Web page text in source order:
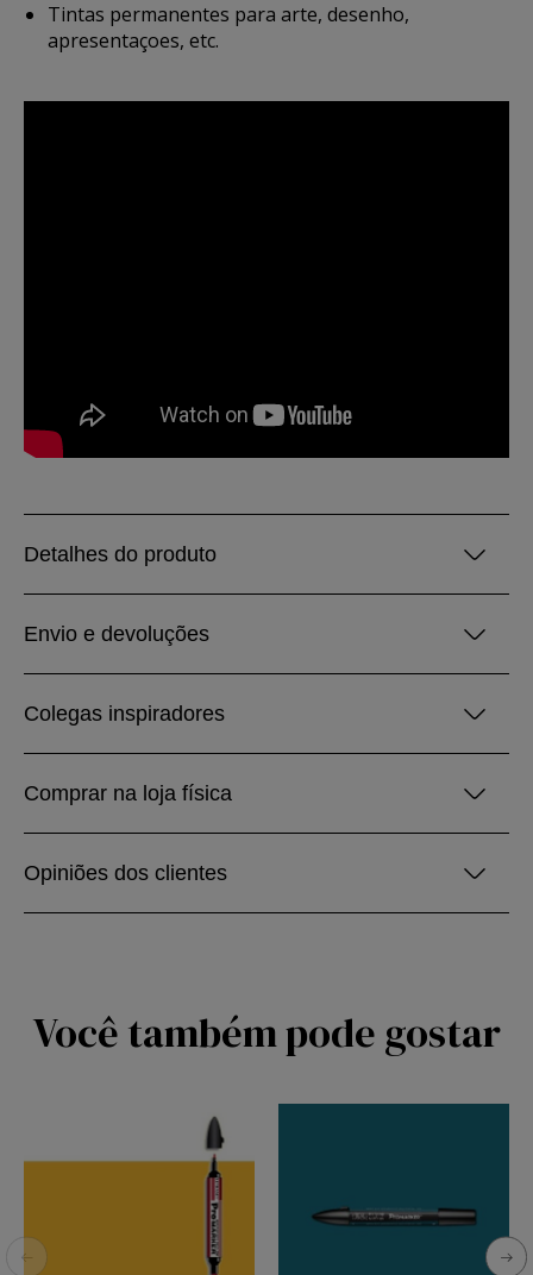
Tintas permanentes para arte, desenho,
apresentaçoes, etc.
Detalhes do produto
Envio e devoluções
Colegas inspiradores
Comprar na loja física
Opiniões dos clientes
Você também pode gostar